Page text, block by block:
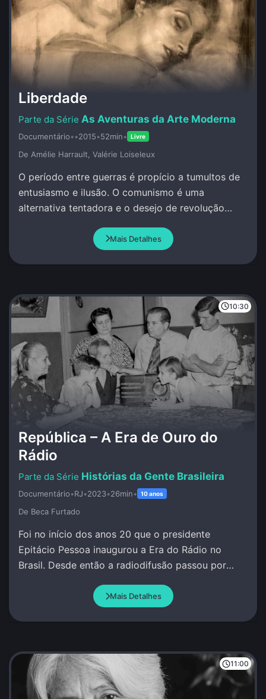
Liberdade
As Aventuras da Arte Moderna
Documentário••2015•52min• Livre
De Amélie Harrault, Valérie Loiseleux
O período entre guerras é propício a tumultos de
entusiasmo e ilusão. O comunismo é uma
alternativa tentadora e o desejo de revolução
Mais Detalhes
10:30
República – A Era de Ouro do
Rádio
Histórias da Gente Brasileira
Documentário•RJ•2023•26min• 10 anos
De Beca Furtado
Foi no início dos anos 20 que o presidente
Epitácio Pessoa inaugurou a Era do Rádio no
Brasil. Desde então a radiodifusão passou por
Mais Detalhes
11:00